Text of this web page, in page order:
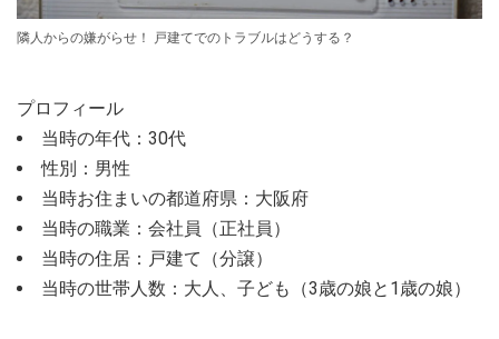
隣人からの嫌がらせ！ 戸建てでのトラブルはどうする？
プロフィール
当時の年代：30代
性別：男性
当時お住まいの都道府県：大阪府
当時の職業：会社員（正社員）
当時の住居：戸建て（分譲）
当時の世帯人数：大人、子ども（3歳の娘と1歳の娘）